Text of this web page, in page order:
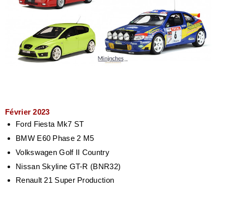
Février 2023
Ford Fiesta Mk7 ST
BMW E60 Phase 2 M5
Volkswagen Golf II Country
Nissan Skyline GT-R (BNR32)
Renault 21 Super Production